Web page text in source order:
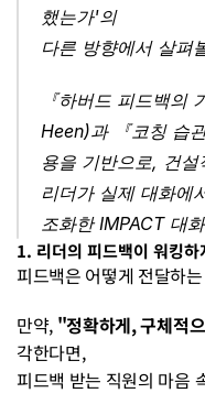
했는가'의
다른 방향에서 살펴
『하버드 피드백
Heen)과 『코칭 습
용을 기반으로, 건
리더가 실제 대화에
조화한 IMPACT 대
1. 리더의 피드백이 워킹
피드백은 어떻게 전달하
만약, "정확하게, 구체적
각한다면,
피드백 받는 직원의 마음